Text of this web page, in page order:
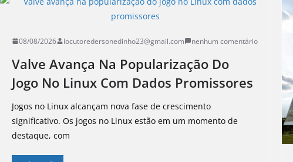
08/08/2026 locutoredersonedinho23@gmail.com nenhum comentário
Valve Avança Na Popularização Do
Jogo No Linux Com Dados Promissores
Jogos no Linux alcançam nova fase de crescimento
significativo. Os jogos no Linux estão em um momento de
destaque, com